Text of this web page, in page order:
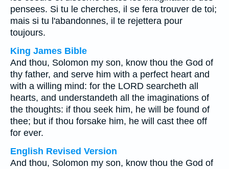
pensees. Si tu le cherches, il se fera trouver de toi;
mais si tu l'abandonnes, il te rejettera pour
toujours.
King James Bible
And thou, Solomon my son, know thou the God of
thy father, and serve him with a perfect heart and
with a willing mind: for the LORD searcheth all
hearts, and understandeth all the imaginations of
the thoughts: if thou seek him, he will be found of
thee; but if thou forsake him, he will cast thee off
for ever.
English Revised Version
And thou, Solomon my son, know thou the God of